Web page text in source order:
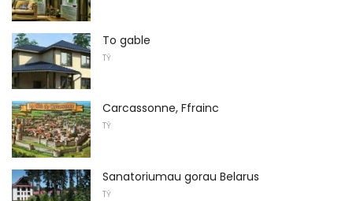
To gable
TŶ
Carcassonne, Ffrainc
TŶ
Sanatoriumau gorau Belarus
TŶ